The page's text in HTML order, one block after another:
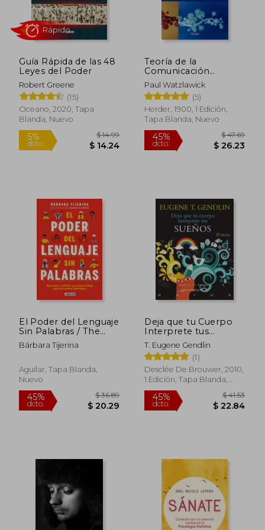
45% 45%
Guía Rápida de las 48
Leyes del Poder
Robert Greene
(15)
Oceano, 2020, Tapa
Blanda, Nuevo
5%
dcto.
$ 14.99
$ 14.24
Rápido
Teoría de la
Comunicación
Humana:
Interacciones,
Patologías y
Paradojas
Paul Watzlawick
(5)
Herder, 1900, 1 Edición,
Tapa Blanda, Nuevo
45%
dcto.
El Poder del Lenguaje
Sin Palabras / The
Power of Language
Without Words
Bárbara Tijerina
Aguilar, Tapa Blanda,
Nuevo
Deja que tu Cuerpo
Interprete tus
Sueños
T. Eugene Gendlin
(1)
Desclée De Brouwer, 2010,
1 Edición, Tapa Blanda,
Nuevo